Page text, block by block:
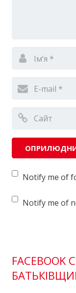
Notify me of
Notify me of